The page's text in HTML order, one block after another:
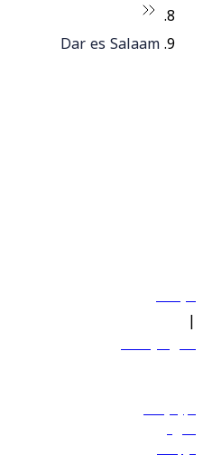
Dar es Salaam
سياساتنا
|
الشروط والأحكام
حجز الرحلات
العروض
الوجهات